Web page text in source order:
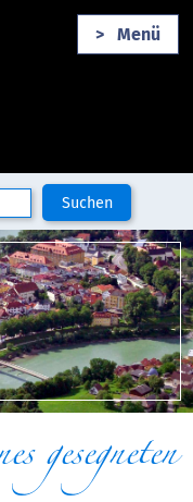
Menü
Suchen
gesegneten